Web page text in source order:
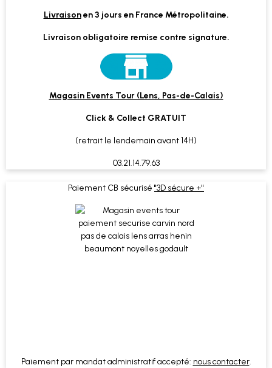
Livraisonen 3 jours en France Métropolitaine.
Livraison obligatoire remise contre signature.
Magasin Events Tour (Lens, Pas-de-Calais)
Click & Collect GRATUIT
(retrait le lendemain avant 14H)
03.21.14.79.63
Paiement CB sécurisé "3D sécure +"
Paiement par mandat administratif accepté: nous contacter.